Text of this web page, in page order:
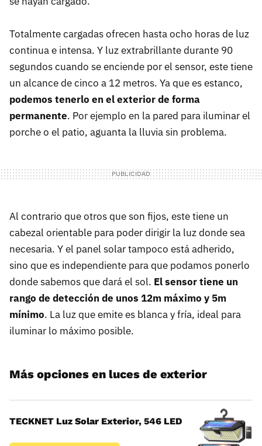
Totalmente cargadas ofrecen hasta ocho horas de luz
continua e intensa. Y luz extrabrillante durante 90
segundos cuando se enciende por el sensor, este tiene
un alcance de cinco a 12 metros. Ya que es estanco,
podemos tenerlo en el exterior de forma
permanente. Por ejemplo en la pared para iluminar el
porche o el patio, aguanta la lluvia sin problema.
Al contrario que otros que son fijos, este tiene un
cabezal orientable para poder dirigir la luz donde sea
necesaria. Y el panel solar tampoco está adherido,
sino que es independiente para que podamos ponerlo
donde sabemos que dará el sol. El sensor tiene un
rango de detección de unos 12m máximo y 5m
mínimo. La luz que emite es blanca y fría, ideal para
iluminar lo máximo posible.
Más opciones en luces de exterior
TECKNET Luz Solar Exterior, 546 LED